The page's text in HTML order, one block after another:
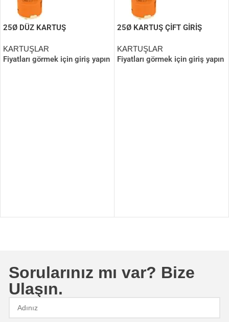
25Ø DÜZ KARTUŞ
KARTUŞLAR
Fiyatları görmek için giriş yapın
25Ø KARTUŞ ÇİFT GİRİŞ
KARTUŞLAR
Fiyatları görmek için giriş yapın
Sorularınız mı var? Bize
Ulaşın.